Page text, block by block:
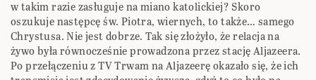
w takim razie zasługuje na miano katolickiej? Skoro
oszukuje następcę św. Piotra, wiernych, to także… samego
Chrystusa. Nie jest dobrze. Tak się złożyło, że relacja na
żywo była równocześnie prowadzona przez stację Aljazeera.
Po przełączeniu z TV Trwam na Aljazeerę okazało się, że ich